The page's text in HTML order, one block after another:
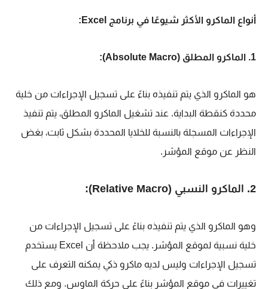
أنواع الماكرو الأكثر شيوعًا في برنامج Excel:
1. الماكرو المطلق (Absolute Macro):
هو الماكرو الذي يتم تنفيذه بناءً على تسجيل الإجراءات من خلية
محددة كنقطة البداية. عند تشغيل الماكرو المطلق، يتم تنفيذ
الإجراءات المسجلة بالنسبة للخلايا المحددة بشكل ثابت، بغض
النظر عن موقع المؤشر.
2. الماكرو النسبي (Relative Macro):
وهو الماكرو الذي يتم تنفيذه بناءً على تسجيل الإجراءات من
خلية نسبية لموقع المؤشر. يجب ملاحظة أن Excel يستخدم
تسجيل الإجراءات وليس لديه ماكرو ذكي يمكنه التعرف على
تغييرات في موقع المؤشر بناءً على حركة الماوس. ومع ذلك